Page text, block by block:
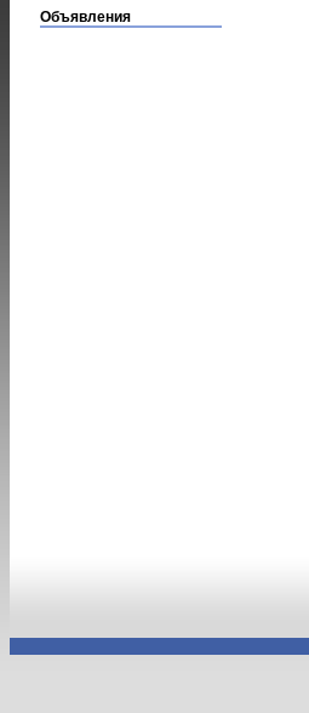
Объявления